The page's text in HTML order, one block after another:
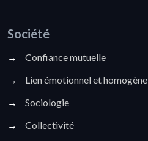
Société
→
Confiance mutuelle
→
Lien émotionnel et homogène
→
Sociologie
→
Collectivité